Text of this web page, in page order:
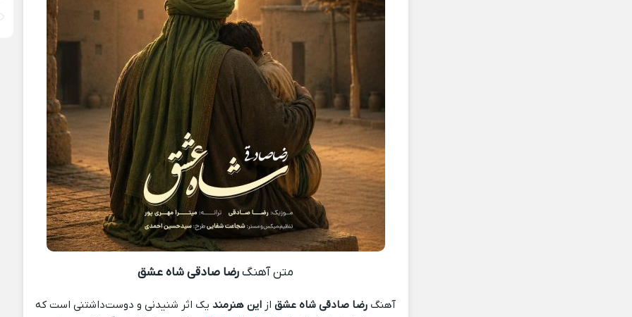
متن آهنگرضا صادقی شاه عشق
آهنگ رضا صادقی شاه عشقاز این هنرمندیک اثر شنیدنی و دوست‌داشتنی است که